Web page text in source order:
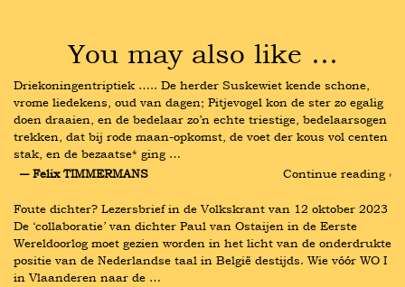
You may also like …
Driekoningentriptiek ….. De herder Suskewiet kende schone,
vrome liedekens, oud van dagen; Pitjevogel kon de ster zo egalig
doen draaien, en de bedelaar zo’n echte triestige, bedelaarsogen
trekken, dat bij rode maan-opkomst, de voet der kous vol centen
stak, en de bezaatse* ging …
― Felix TIMMERMANS
Continue reading ›
Foute dichter? Lezersbrief in de Volkskrant van 12 oktober 2023
De ‘collaboratie’ van dichter Paul van Ostaijen in de Eerste
Wereldoorlog moet gezien worden in het licht van de onderdrukte
positie van de Nederlandse taal in België destijds. Wie vóór WO I
in Vlaanderen naar de …